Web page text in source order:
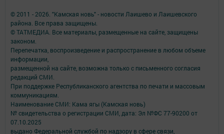
© 2011 - 2026. "Камская новь" - новости Лаишево и Лаишевского
района. Все права защищены.
© ТАТМЕДИА. Все материалы, размещенные на сайте, защищены
законом.
Перепечатка, воспроизведение и распространение в любом объеме
информации,
размещенной на сайте, возможна только с письменного согласия
редакций СМИ.
При поддержке Республиканского агентства по печати и массовым
коммуникациям.
Наименование СМИ: Кама ягы (Камская новь)
№ свидетельства о регистрации СМИ, дата: Эл №ФC 77-90200 от
07.10.2025
выдано Федеральной службой по надзору в сфере связи,